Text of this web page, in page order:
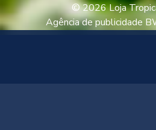
© 2026 Loja
Agência de publicidade